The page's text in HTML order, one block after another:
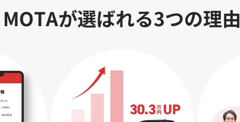
MOTAが選ばれる3つの理由